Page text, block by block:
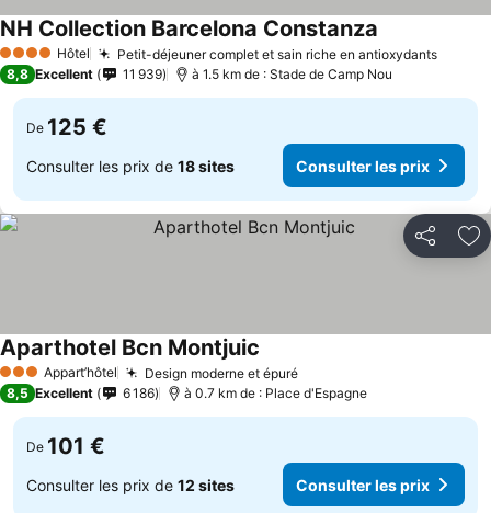
4 Étoiles Hôtel Petit-déjeuner complet et sain riche en antioxydants
NH Collection Barcelona Constanza
8,8 Excellent 11 939 à 1.5 km de : Stade de Camp Nou
De 125 €
Consulter les prix de 18 sites Consulter les prix
Partager
3 ÉtoilesAppart’hôtel Design moderne et épuré
Aparthotel Bcn Montjuic
8,5 Excellent 6 186 à 0.7 km de : Place d'Espagne
De 101 €
Consulter les prix de 12 sites Consulter les prix